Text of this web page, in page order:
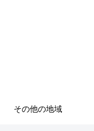
その他の地域